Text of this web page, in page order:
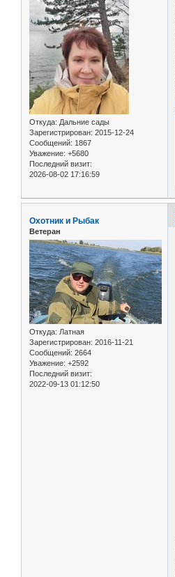
Откуда: Дальние сады
Зарегистрирован: 2015-12-24
Сообщений: 1867
Уважение: +5680
Последний визит:
2026-08-02 17:16:59
Охотник и Рыбак
Ветеран
Откуда: Латная
Зарегистрирован: 2016-11-21
Сообщений: 2664
Уважение: +2592
Последний визит:
2022-09-13 01:12:50